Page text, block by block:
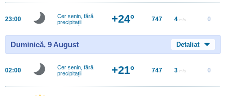
23:00
Cer senin, fără
precipitații
+24° 747 4 m/s 0
Duminică, 9 August Detaliat
02:00
Cer senin, fără
precipitații
+21° 747 3 m/s 0